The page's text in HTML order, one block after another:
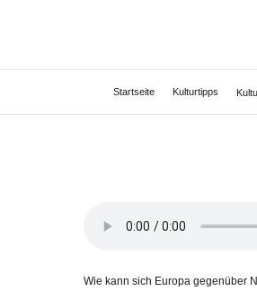
Startseite Kulturtipps
Wie kann sich Europa gegenüber